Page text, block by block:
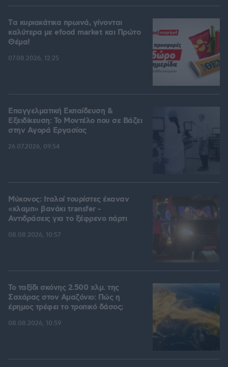
Tα κυριακάτικα πρωινά, γίνονται
καλύτερα με efood market και Πρώτο
Θέμα!
07.08.2026, 12:25
Επαγγελματική Εκπαίδευση &
Εξειδίκευση: Το Mοντέλο που σε Bάζει
στην Aγορά Eργασίας
26.07.2026, 09:54
Μύκονος: Ιταλοί τουρίστες έκαναν
«κλαμπ» βανάκι transfer -
Αντιδράσεις για το ξέφρενο πάρτι
08.08.2026, 10:57
Το ταξίδι σκόνης 2.500 χλμ. της
Σαχάρας στον Αμαζόνιο: Πώς η
έρημος τρέφει το τροπικό δάσος;
08.08.2026, 10:59